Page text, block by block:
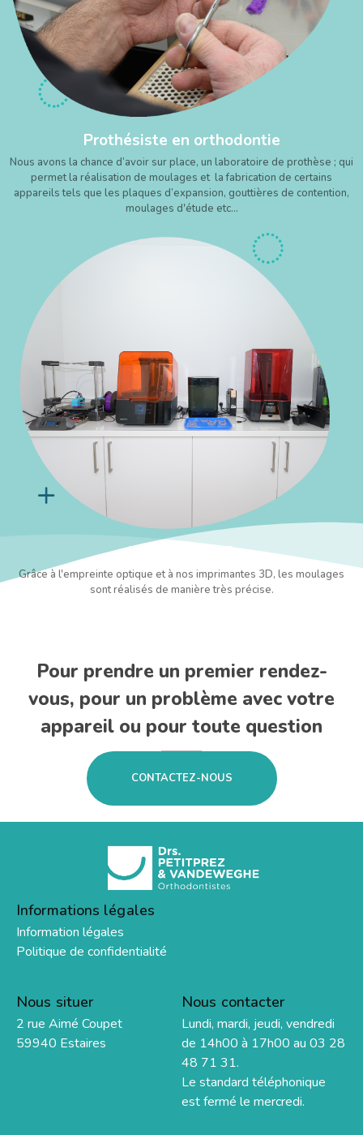
Prothésiste en orthodontie
Nous avons la chance d’avoir sur place, un laboratoire de prothèse ; qui
permet la réalisation de moulages et la fabrication de certains
appareils tels que les plaques d’expansion, gouttières de contention,
moulages d'étude etc…
Imprimante 3D
Grâce à l'empreinte optique et à nos imprimantes 3D, les moulages
sont réalisés de manière très précise.
Pour prendre un premier rendez-
vous, pour un problème avec votre
appareil ou pour toute question
CONTACTEZ-NOUS
Informations légales
Information légales
Politique de confidentialité
Nous situer
2 rue Aimé Coupet
59940 Estaires
Nous contacter
Lundi, mardi, jeudi, vendredi
de 14h00 à 17h00 au 03 28
48 71 31.
Le standard téléphonique
est fermé le mercredi.